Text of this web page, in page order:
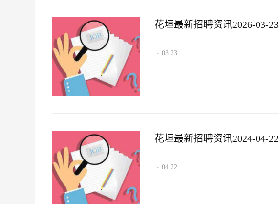
花垣最新招聘资讯2026-03-23
· 03.23
花垣最新招聘资讯2024-04-22
· 04.22